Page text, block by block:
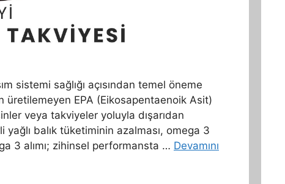
sistemi sağlığı açısından temel öneme
EPA (Eikosapentaenoik Asit)
veya takviyeler yoluyla dışarıdan
yağlı balık tüketiminin azalması, omega 3
3 alımı; zihinsel performansta … Devamını